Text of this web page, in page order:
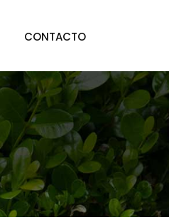
CONTACTO